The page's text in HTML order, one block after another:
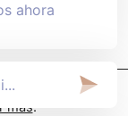
- 12m
mejor
más.
ahora